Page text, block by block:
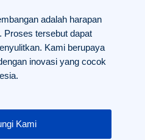
adalah harapan
Proses tersebut dapat
Kami berupaya
inovasi yang cocok
Kami